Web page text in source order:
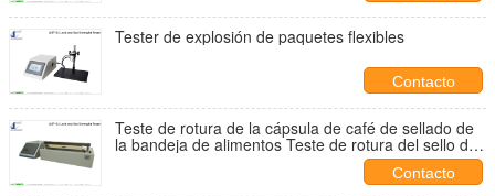
Tester de explosión de paquetes flexibles
Contacto
Teste de rotura de la cápsula de café de sellado de
la bandeja de alimentos Teste de rotura del sello de
la bandeja Teste de fuga de la descomposición de la
Contacto